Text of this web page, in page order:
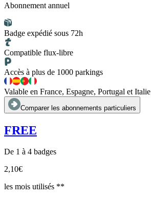
Abonnement annuel
Badge expédié sous 72h
Compatible flux-libre
Accès à plus de 1000 parkings
Valable en France, Espagne, Portugal et Italie
Comparer les abonnements particuliers
FREE
De 1 à 4 badges
2,10€
les mois utilisés **